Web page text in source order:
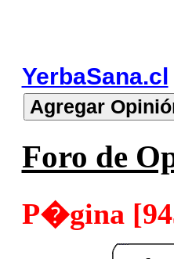
YerbaSana.cl
Foro de
P�gina